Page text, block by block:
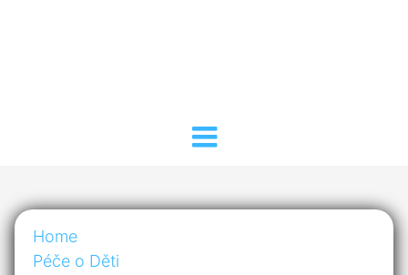
Home
Péče o Děti